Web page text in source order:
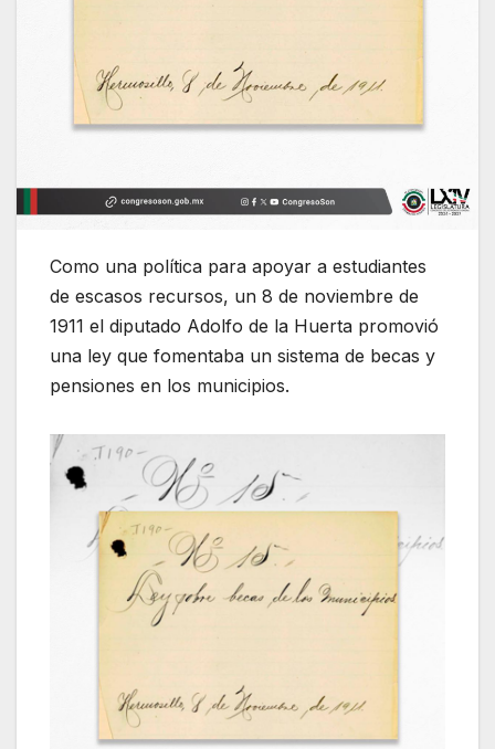
Como una política para apoyar a estudiantes
de escasos recursos, un 8 de noviembre de
1911 el diputado Adolfo de la Huerta promovió
una ley que fomentaba un sistema de becas y
pensiones en los municipios.